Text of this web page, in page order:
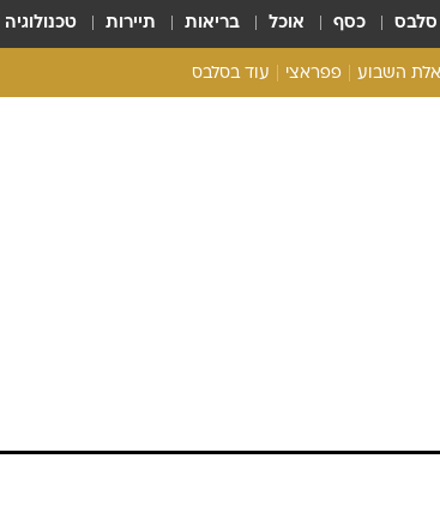
סלבס כסף אוכל בריאות תיירות טכנולוגיה
השבוע פפראצי עוד בסלבס